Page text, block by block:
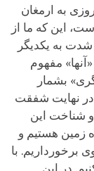
به ارمغان
این که ما از
به یکدیگر
مفهوم
بشمار
در نهایت شفقت
شناخت این
زمین هستیم و
برخورداریم. با
در این